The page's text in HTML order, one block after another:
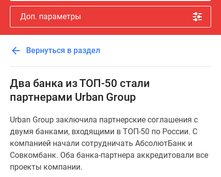
Новостройки
Подмосковья
Новостройки
Москвы
Готовые
новостройки
Новостройки
Специальные
предложения
Коммерческие
помещения
Продавцы
Доп. параметры
Вернуться в раздел
Два банка из ТОП-50 стали
партнерами Urban Group
Urban Group заключила партнерские соглашения с
двумя банками, входящими в ТОП-50 по России. С
компанией начали сотрудничать АбсолютБанк и
Совкомбанк. Оба банка-партнера аккредитовали все
проекты компании.